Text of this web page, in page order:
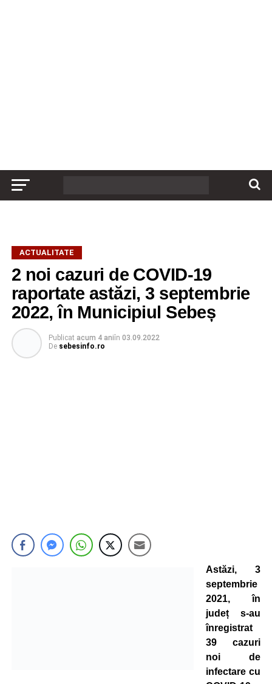
ACTUALITATE
2 noi cazuri de COVID-19
raportate astăzi, 3 septembrie
2022, în Municipiul Sebeș
Publicat acum 4 aniîn 03.09.2022
De sebesinfo.ro
Astăzi, 3
septembrie
2021, în
județ s-au
înregistrat
39 cazuri
noi de
infectare cu